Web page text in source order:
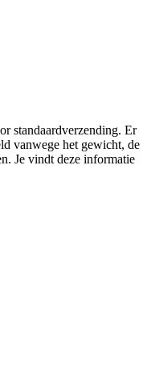
standaardverzending. Er
vanwege het gewicht, de
Je vindt deze informatie